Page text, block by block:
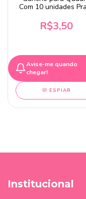
Com 10 unidades
R$3,50
Avise-me quando
chegar!
ESPIAR
Institucional